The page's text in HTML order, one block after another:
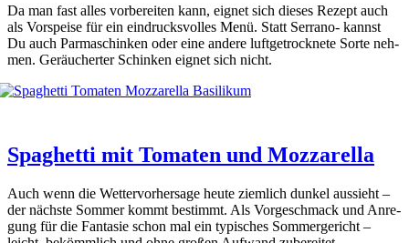
Da man fast alles vor­be­rei­ten kann, eig­net sich die­ses Rezept auch
als Vor­spei­se für ein ein­drucks­vol­les Menü. Statt Ser­ra­no- kannst
Du auch Par­ma­schin­ken oder eine ande­re luft­ge­trock­ne­te Sor­te neh­
men. Geräu­cher­ter Schin­ken eig­net sich nicht.
Spaghetti mit Tomaten und Mozzarella
Auch wenn die Wet­ter­vor­her­sa­ge heu­te ziem­lich dun­kel aus­sieht –
der nächs­te Som­mer kommt bestimmt. Als Vor­ge­schmack und Anre­
gung für die Fan­ta­sie schon mal ein typi­sches Som­mer­ge­richt –